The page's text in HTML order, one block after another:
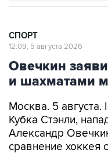
СПОРТ
12:09, 5 августа 2026
Овечкин
и шахматами
Москва. 5 августа.
Кубка Стэнли,
Александр
сравнение хоккея